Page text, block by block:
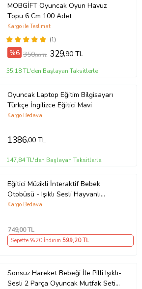
MOBGİFT Oyuncak Oyun Havuz
Topu 6 Cm 100 Adet
(1)
Kargo ile Teslimat
%6 350,00 TL 329,90 TL
35,18 TL'den Başlayan Taksitlerle
Oyuncak Laptop Eğitim Bilgisayarı
Türkçe İngilizce Eğitici Mavi
Kargo Bedava
1386,00 TL
147,84 TL'den Başlayan Taksitlerle
Eğitici Müzikli İnteraktif Bebek
Otobüsü - Işıklı Sesli Hayvanlı
Piyano Oyuncak - 6+ Ay
Kargo Bedava
749,00 TL
Sepette %20 İndirim 599,20 TL
Sonsuz Hareket Bebeği İle Pilli Işıklı-
Sesli 2 Parça Oyuncak Mutfak Seti